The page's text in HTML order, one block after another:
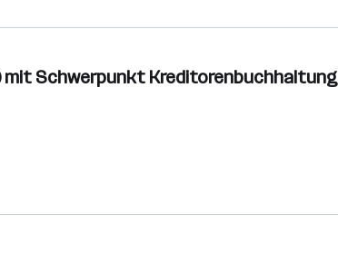
mit Schwerpunkt Kreditorenbuchhaltung